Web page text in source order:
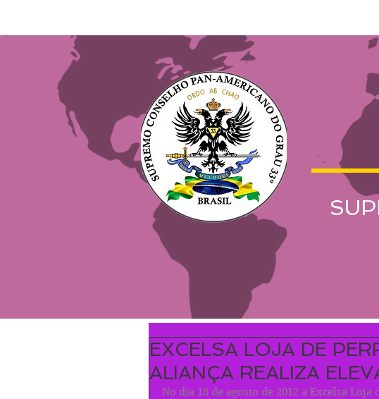
EXCELSA LOJA DE
ALIANÇA REALIZA
No dia 18 de agosto de 2012 a Excelsa Loja